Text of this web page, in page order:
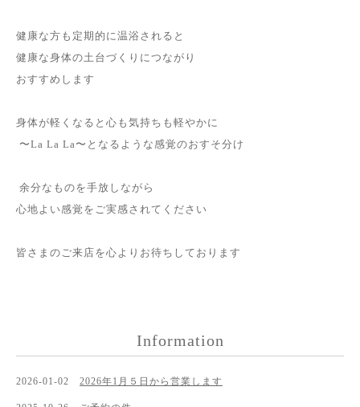
健康な方も定期的に温浴されると
健康な身体の土台づくりにつながり
おすすめします
身体が軽くなると心も気持ちも軽やかに
〜La La La〜となるような感覚のおすそ分け
余分なものを手放しながら
心地よい感覚をご実感されてください
皆さまのご来店を心よりお待ちしております
Information
2026-01-02 2026年1月５日から営業します